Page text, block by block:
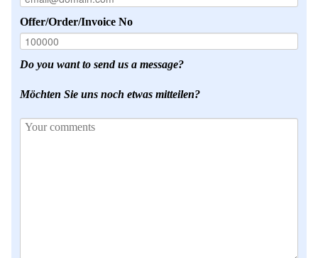
Offer/Order/Invoice No
Do you want to send us a message?
Möchten Sie uns noch etwas mitteilen?